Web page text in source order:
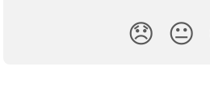
😞 😐